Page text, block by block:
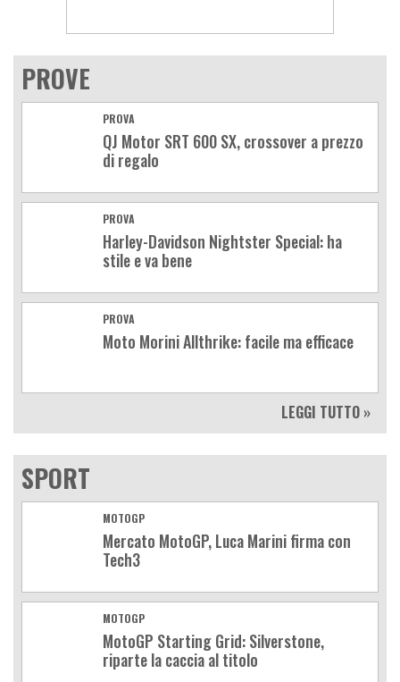
PROVE
PROVA
QJ Motor SRT 600 SX, crossover a prezzo
di regalo
PROVA
Harley-Davidson Nightster Special: ha
stile e va bene
PROVA
Moto Morini Allthrike: facile ma efficace
LEGGI TUTTO »
SPORT
MOTOGP
Mercato MotoGP, Luca Marini firma con
Tech3
MOTOGP
MotoGP Starting Grid: Silverstone,
riparte la caccia al titolo